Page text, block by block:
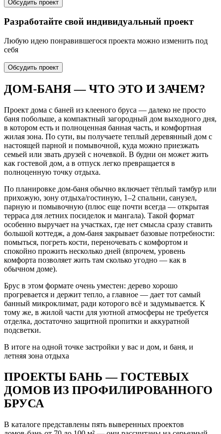
Обсудить проект
Разработайте свой индивидуальный проект
Любую идею понравившегося проекта можно изменить под
себя
Обсудить проект
ДОМ-БАНЯ — ЧТО ЭТО И ЗАЧЕМ?
Проект дома с баней из клееного бруса — далеко не просто
баня побольше, а компактный загородный дом выходного дня,
в котором есть и полноценная банная часть, и комфортная
жилая зона. По сути, вы получаете теплый деревянный дом с
настоящей парной и помывочной, куда можно приезжать
семьей или звать друзей с ночевкой. В будни он может жить
как гостевой дом, а в отпуск легко превращается в
полноценную точку отдыха.
По планировке дом‑баня обычно включает тёплый тамбур или
прихожую, зону отдыха/гостиную, 1–2 спальни, санузел,
парную и помывочную (плюс еще почти всегда — открытая
терраса для летних посиделок и мангала). Такой формат
особенно выручает на участках, где нет смысла сразу ставить
большой коттедж, а дом‑баня закрывает базовые потребности:
помыться, погреть кости, переночевать с комфортом и
спокойно прожить несколько дней (впрочем, уровень
комфорта позволяет жить там сколько угодно — как в
обычном доме).
Брус в этом формате очень уместен: дерево хорошо
прогревается и держит тепло, а главное — дает тот самый
банный микроклимат, ради которого всё и задумывается. К
тому же, в жилой части для уютной атмосферы не требуется
отделка, достаточно защитной пропитки и аккуратной
подсветки.
В итоге на одной точке застройки у вас и дом, и баня, и
летняя зона отдыха
ПРОЕКТЫ БАНЬ — ГОСТЕВЫХ
ДОМОВ ИЗ ПРОФИЛИРОВАННОГО
БРУСА
В каталоге представлены пять выверенных проектов